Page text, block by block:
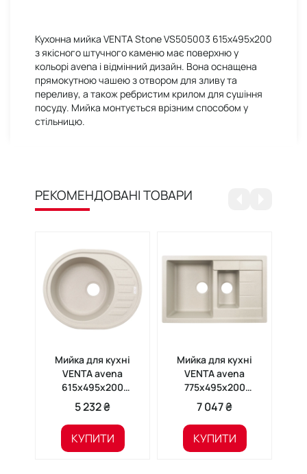
Кухонна мийка VENTA Stone VS505003 615х495х200
з якісного штучного каменю має поверхню у
кольорі avena і відмінний дизайн. Вона оснащена
прямокутною чашею з отвором для зливу та
переливу, а також ребристим крилом для сушіння
посуду. Мийка монтується врізним способом у
стільницю.
РЕКОМЕНДОВАНІ ТОВАРИ
Мийка для кухні
VENTA avena
615х495х200
VS505003
5 232 ₴
КУПИТИ
Мийка для кухні
VENTA avena
775х495х200
VS506003
7 047 ₴
КУПИТИ